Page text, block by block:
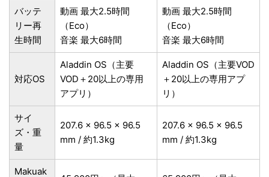
バッテ
リー再
生時間
動画 最大2.5時間
（Eco）
音楽 最大6時間
動画 最大2.5時間
（Eco）
音楽 最大6時間
対応OS
Aladdin OS（主要
VOD＋20以上の専用
アプリ）
Aladdin OS（主要VOD
＋20以上の専用アプ
リ）
サイ
ズ・重
量
207.6 × 96.5 × 96.5
mm / 約1.3kg
207.6 × 96.5 × 96.5
mm / 約1.3kg
Makuak